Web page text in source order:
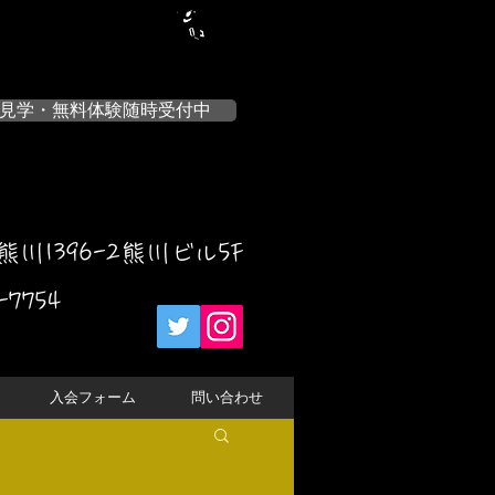
見学・無料体験随時受付中
川1396-2熊川ビル5F
7754
入会フォーム 問い合わせ